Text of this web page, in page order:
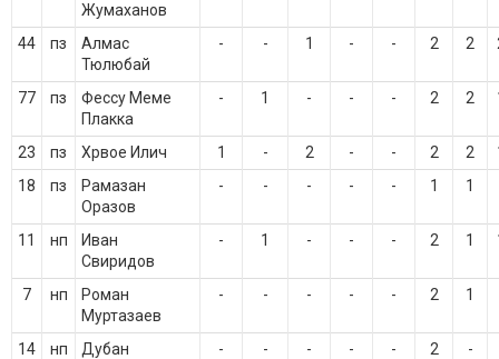
Жумаханов
44 пз
Алмас
Тюлюбай
- - 1 - - 2 2
77 пз
Фессу Меме
Плакка
- 1 - - - 2 2
23 пз Хрвое Илич 1 - 2 - - 2 2
18
пз
Рамазан
Оразов
- - - - - 1 1
11 нп
Иван
Свиридов
- 1 - - - 2 1
7 нп
Роман
Муртазаев
- - - - - 2 1
14 нп
Дубан
- - - - - 2 -